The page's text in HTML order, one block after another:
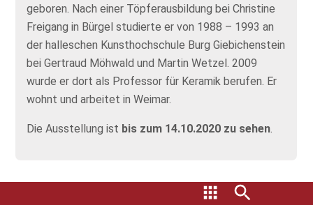
geboren. Nach einer Töpferausbildung bei Christine
Freigang in Bürgel studierte er von 1988 – 1993 an
der halleschen Kunsthochschule Burg Giebichenstein
bei Gertraud Möhwald und Martin Wetzel. 2009
wurde er dort als Professor für Keramik berufen. Er
wohnt und arbeitet in Weimar.
Die Ausstellung ist bis zum 14.10.2020 zu sehen.